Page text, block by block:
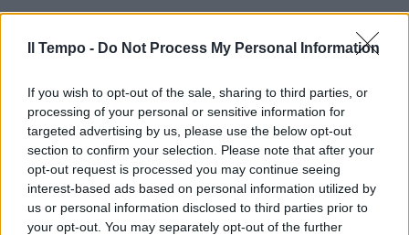
Il Tempo - Do Not Process My Personal Information
If you wish to opt-out of the sale, sharing to third parties, or
processing of your personal or sensitive information for
targeted advertising by us, please use the below opt-out
section to confirm your selection. Please note that after your
opt-out request is processed you may continue seeing
interest-based ads based on personal information utilized by
us or personal information disclosed to third parties prior to
your opt-out. You may separately opt-out of the further
In evidenza